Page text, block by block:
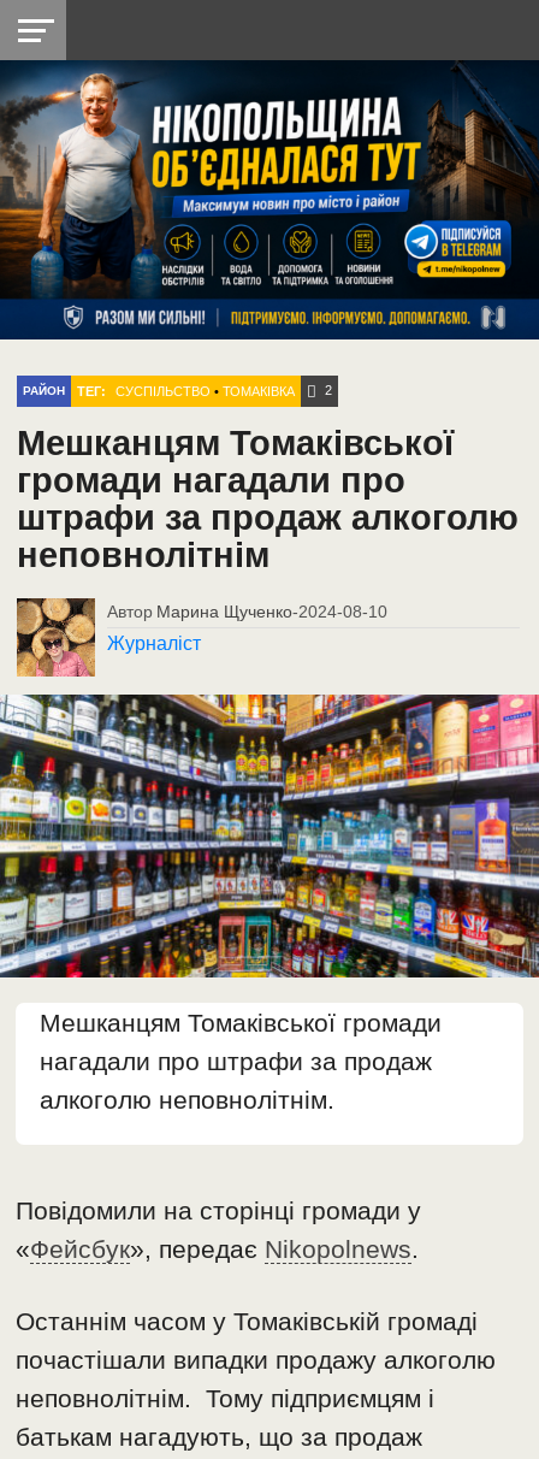
НІКОПОЛЬ
РАЙОН
СІЧЕСЛАВСЬКА
УКРАЇНА
РЕТРО
НІКОПОЛЬ
ЛАЙТ
УКРАЇНА
ДОПОМОГА
РАДІО
РАЙОН ТЕГ: СУСПІЛЬСТВО •ТОМАКІВКА 2
Мешканцям Томаківської
громади нагадали про
штрафи за продаж алкоголю
неповнолітнім
Автор Марина Щученко-2024-08-10
Журналіст
Мешканцям Томаківської громади
нагадали про штрафи за продаж
алкоголю неповнолітнім.
Повідомили на сторінці громади у
«Фейсбук», передає Nikopolnews.
Останнім часом у Томаківській громаді
почастішали випадки продажу алкоголю
неповнолітнім. Тому підприємцям і
батькам нагадують, що за продаж